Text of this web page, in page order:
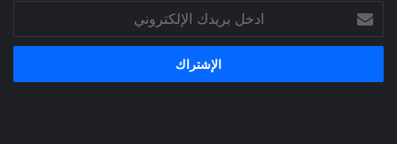
بريدك
الإلكتروني